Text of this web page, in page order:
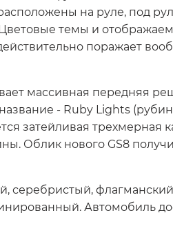
на руле, под
темы и
поражает
массивная передняя
- Ruby Lights
затейливая трехмерная
Облик нового GS8
серебристый,
Автомобиль